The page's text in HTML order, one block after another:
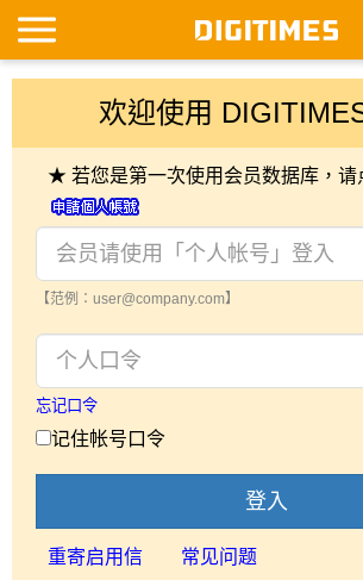
欢迎使用
★ 若您是第一次使用会员数据库，请
【范例：user@company.com】
忘记口令
记住帐号口令
登入
重寄启用信 常见问题